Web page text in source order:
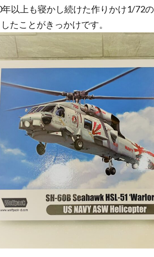
以上も寝かし続けた作りかけ1/72
たことがきっかけです。